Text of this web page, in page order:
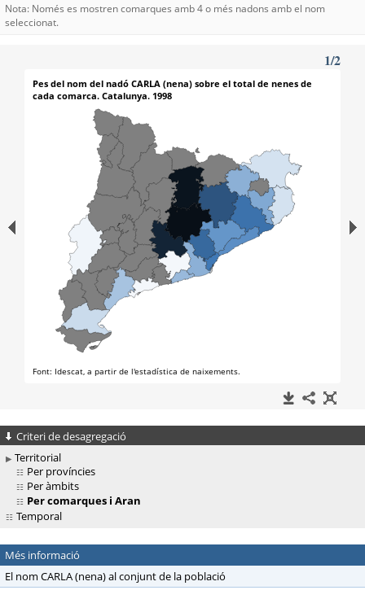
Nota: Només es mostren comarques amb 4 o més nadons amb el nom
seleccionat.
Criteri de desagregació
Territorial
Per províncies
Per àmbits
Per comarques i Aran
Temporal
Més informació
El nom CARLA (nena) al conjunt de la població